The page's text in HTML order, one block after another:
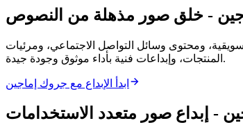
- خلق صور مذهلة من النصوص
ومحتوى وسائل التواصل الاجتماعي، ومرئيات
المنتجات، وإبداعات فنية بأداء موثوق وجودة جيدة.
ابدأ الإبداع مع جروك إماجين
- إبداع صور متعدد الاستخدامات